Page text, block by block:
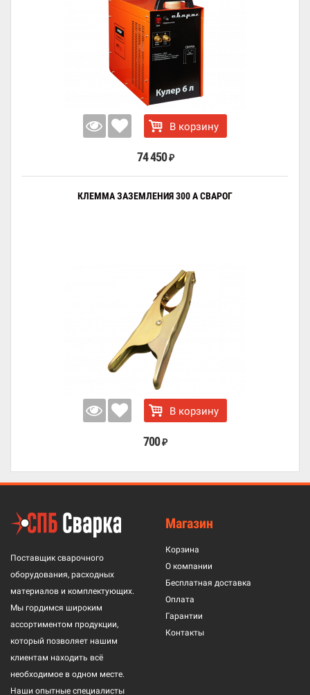
В корзину
74 450 ₽
КЛЕММА ЗАЗЕМЛЕНИЯ 300 А СВАРОГ
В корзину
700 ₽
Поставщик сварочного
оборудования, расходных
материалов и комплектующих.
Мы гордимся широким
ассортиментом продукции,
который позволяет нашим
клиентам находить всё
необходимое в одном месте.
Наши опытные специалисты
Магазин
Корзина
О компании
Бесплатная доставка
Оплата
Гарантии
Контакты